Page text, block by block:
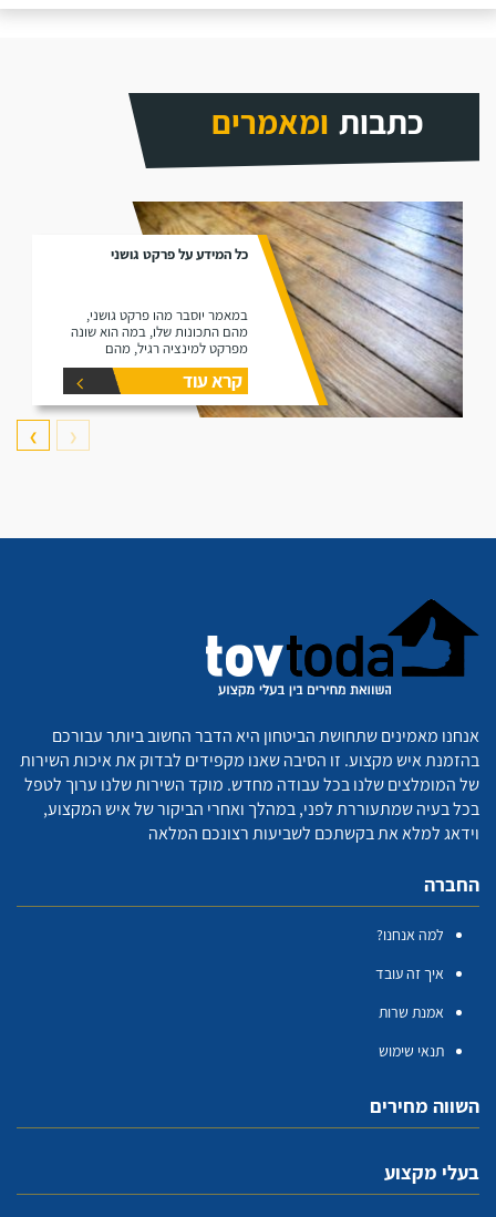
כתבות ומאמרים
כל המידע על פרקט גושני
במאמר יוסבר מהו פרקט גושני,
מהם התכונות שלו, במה הוא שונה
מפרקט למינציה רגיל, מהם
היתרונות שלו ומהם החסרונות שלו.
קרא עוד
❮
❯
אנחנו מאמינים שתחושת הביטחון היא הדבר החשוב ביותר עבורכם
בהזמנת איש מקצוע. זו הסיבה שאנו מקפידים לבדוק את איכות השירות
של המומלצים שלנו בכל עבודה מחדש. מוקד השירות שלנו ערוך לטפל
בכל בעיה שמתעוררת לפני, במהלך ואחרי הביקור של איש המקצוע,
וידאג למלא את בקשתכם לשביעות רצונכם המלאה
החברה
למה אנחנו?
איך זה עובד
אמנת שרות
תנאי שימוש
השווה מחירים
בעלי מקצוע